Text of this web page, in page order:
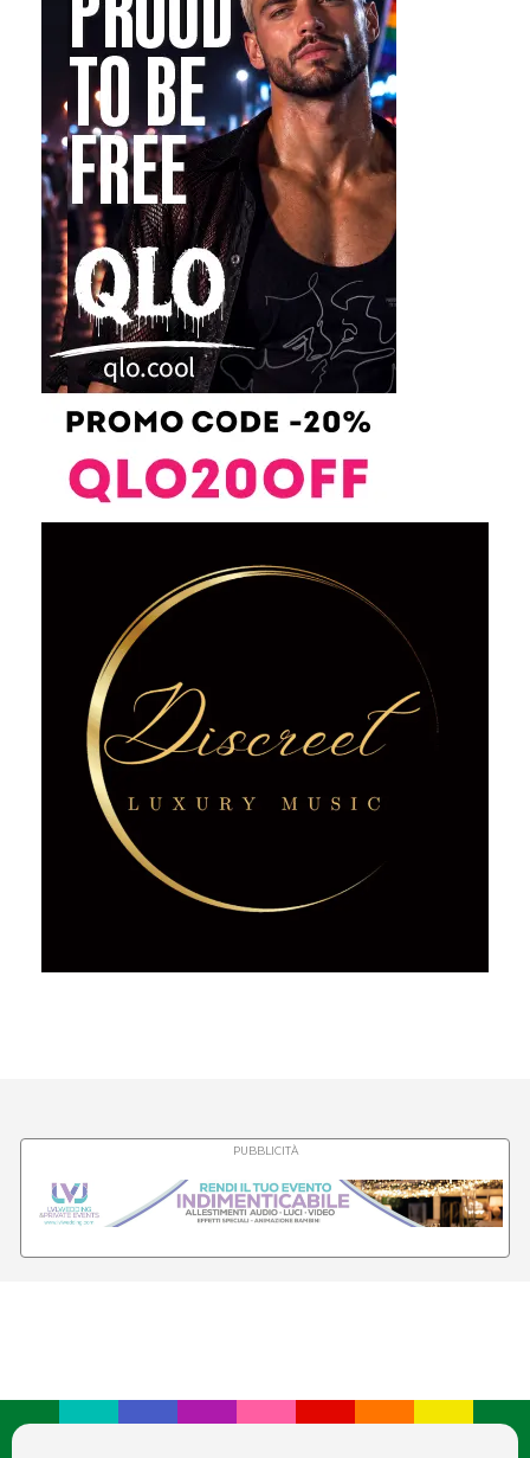
PUBBLICITÀ